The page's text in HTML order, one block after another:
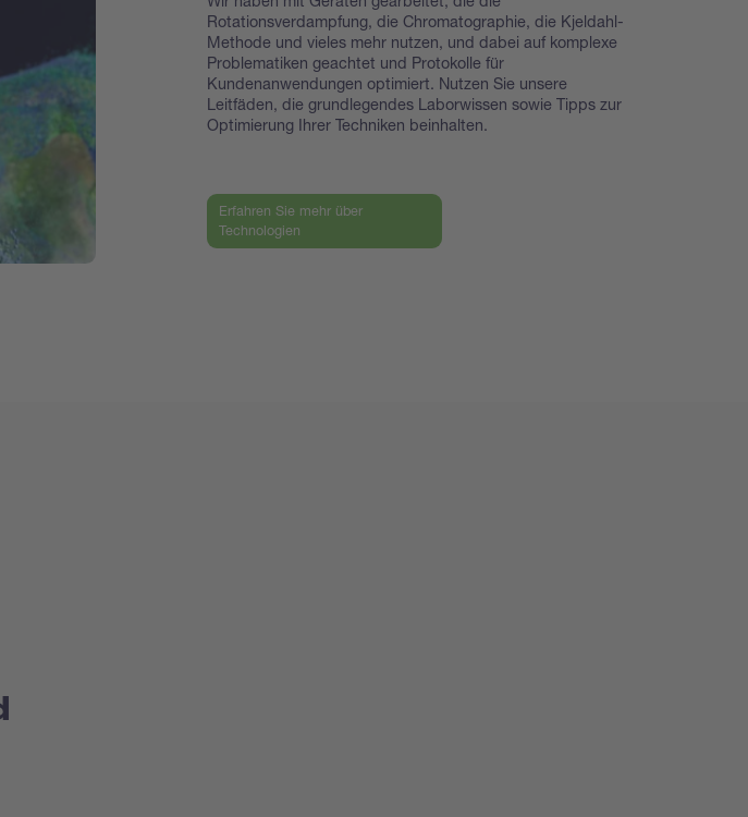
Rotationsverdampfung, die Chromatographie, die Kjeldahl-
Methode und vieles mehr nutzen, und dabei auf komplexe
Problematiken geachtet und Protokolle für
Kundenanwendungen optimiert. Nutzen Sie unsere
Leitfäden, die grundlegendes Laborwissen sowie Tipps zur
Optimierung Ihrer Techniken beinhalten.
Erfahren Sie mehr über
Technologien